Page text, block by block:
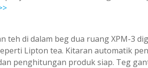
teh di dalam beg dua ruang XPM-3
Lipton tea. Kitaran automatik
penghitungan produk siap. Teg